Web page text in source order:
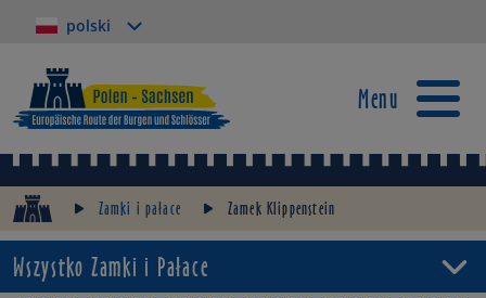
polski
Menu
Zamki i pałace Zamek Klippenstein
Wszystko Zamki i Pałace